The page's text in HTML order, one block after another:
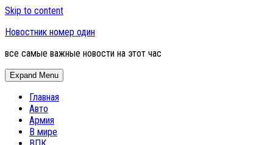
Skip to content
Новостник номер один
все самые важные новости на этот час
Expand Menu
Главная
Авто
Армия
В мире